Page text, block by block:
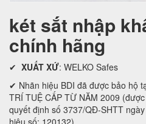
két sắt nhập
chính hãng
✔ XUẤT XỨ: WELKO Safes
✔ Nhãn hiệu BDI đã được bảo hộ
TRÍ TUỆ CẤP TỪ NĂM 2009
quyết định số 3737/QĐ-SHTT
hiệu số: 120132)